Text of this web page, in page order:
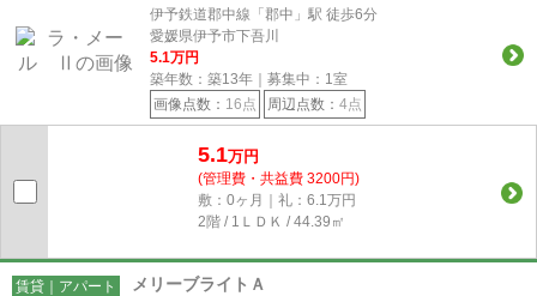
伊予鉄道郡中線「郡中」駅 徒歩6分
愛媛県伊予市下吾川
5.1万円
築年数：築13年｜募集中： 1室
画像点数： 16点 周辺点数： 4点
5.1万円
(管理費・共益費 3200円)
敷：0ヶ月｜礼：6.1万円
2階 / 1ＬＤＫ / 44.39㎡
賃貸｜アパート メリーブライトＡ